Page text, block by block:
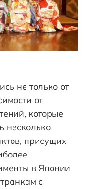
не только от
от
которые
несколько
присущих
в Японии
с